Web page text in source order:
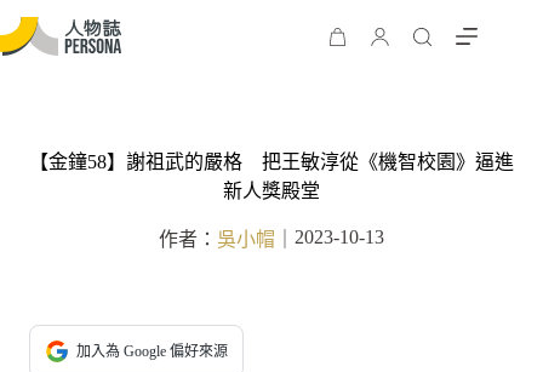
【金鐘58】謝祖武的嚴格 把王敏淳從《機智校園》逼進
新人獎殿堂
作者： 吳小帽 2023-10-13
加入為 Google 偏好來源